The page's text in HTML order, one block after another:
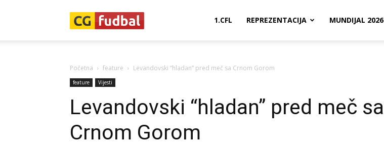
1.CFL REPREZENTACIJA MUNDIJAL 2026
Početna feature Levandovski “hladan” pred meč sa Crnom Gorom
feature Vijesti
Levandovski “hladan” pred meč sa
Crnom Gorom